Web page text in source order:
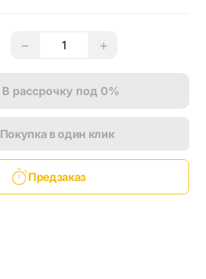
− +
В рассрочку под 0%
Покупка в один клик
Предзаказ